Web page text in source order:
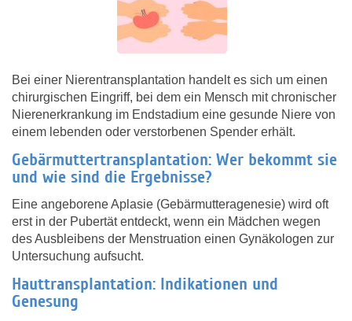
Bei einer Nierentransplantation handelt es sich um einen
chirurgischen Eingriff, bei dem ein Mensch mit chronischer
Nierenerkrankung im Endstadium eine gesunde Niere von
einem lebenden oder verstorbenen Spender erhält.
Gebärmuttertransplantation: Wer bekommt sie
und wie sind die Ergebnisse?
Eine angeborene Aplasie (Gebärmutteragenesie) wird oft
erst in der Pubertät entdeckt, wenn ein Mädchen wegen
des Ausbleibens der Menstruation einen Gynäkologen zur
Untersuchung aufsucht.
Hauttransplantation: Indikationen und
Genesung